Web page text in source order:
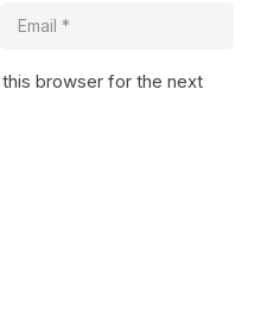
this browser for the next